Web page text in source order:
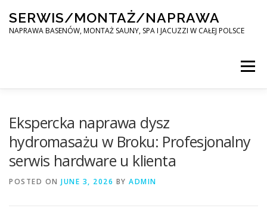
content
SERWIS/MONTAŻ/NAPRAWA
NAPRAWA BASENÓW, MONTAŻ SAUNY, SPA I JACUZZI W CAŁEJ POLSCE
Menu
MONTAŻ SAUNY, SPA, JACUZI W CAŁEJ POLSCE
Ekspercka naprawa dysz
hydromasażu w Broku: Profesjonalny
serwis hardware u klienta
POSTED ON JUNE 3, 2026 BY ADMIN